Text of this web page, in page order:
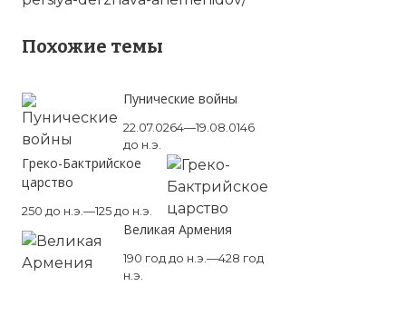
Похожие темы
Пунические войны
22.07.0264—19.08.0146
до н.э.
Греко-Бактрийское
царство
250 до н.э.—125 до н.э.
Великая Армения
190 год до н.э.—428 год
н.э.